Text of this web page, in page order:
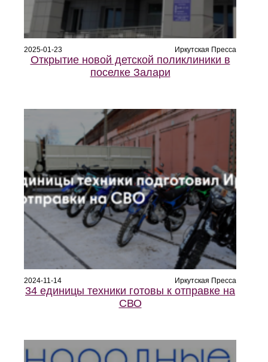
2025-01-23 Иркутская Пресса
Открытие новой детской поликлиники в
поселке Залари
2024-11-14 Иркутская Пресса
34 единицы техники готовы к отправке на
СВО